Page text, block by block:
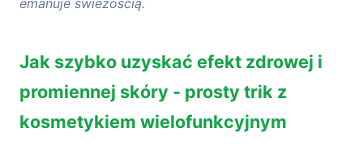
emanuje świeżością.
Jak szybko uzyskać efekt zdrowej i
promiennej skóry - prosty trik z
kosmetykiem wielofunkcyjnym